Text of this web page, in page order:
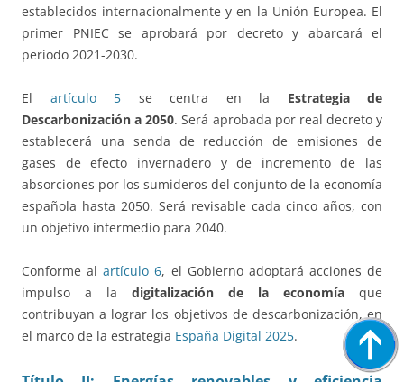
establecidos internacionalmente y en la Unión Europea. El
primer PNIEC se aprobará por decreto y abarcará el
periodo 2021-2030.
El artículo 5 se centra en la Estrategia de
Descarbonización a 2050. Será aprobada por real decreto y
establecerá una senda de reducción de emisiones de
gases de efecto invernadero y de incremento de las
absorciones por los sumideros del conjunto de la economía
española hasta 2050. Será revisable cada cinco años, con
un objetivo intermedio para 2040.
Conforme alartículo 6, el Gobierno adoptará acciones de
impulso a la digitalización de la economía que
contribuyan a lograr los objetivos de descarbonización, en
el marco de la estrategia España Digital 2025.